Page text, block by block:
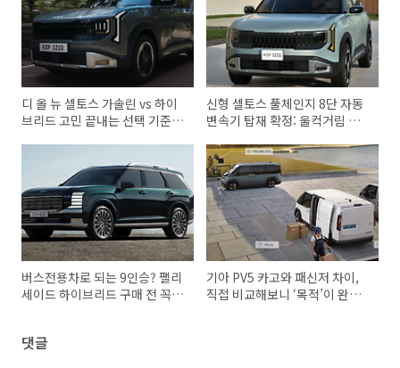
디 올 뉴 셀토스 가솔린 vs 하이
브리드 고민 끝내는 선택 기준 3
신형 셀토스 풀체인지 8단 자동
변속기 탑재 확정: 울컥거림 잡
비 주행감 완벽 분석
버스전용차로 되는 9인승? 팰리
세이드 하이브리드 구매 전 꼭
기아 PV5 카고와 패신저 차이,
직접 비교해보니 ‘목적’이 완전
댓글